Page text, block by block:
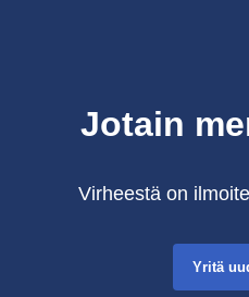
Jotain
Virheestä on
Yritä